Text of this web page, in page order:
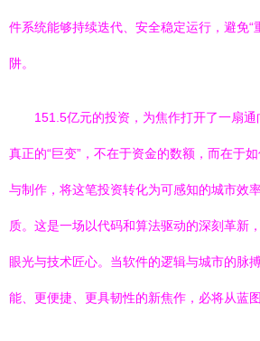
件系统能够持续迭代、安全稳定运行，避免“
阱。
151.5亿元的投资，为焦作打开了一扇
真正的“巨变”，不在于资金的数额，而在于
与制作，将这笔投资转化为可感知的城市效
质。这是一场以代码和算法驱动的深刻革新
眼光与技术匠心。当软件的逻辑与城市的脉
能、更便捷、更具韧性的新焦作，必将从蓝图